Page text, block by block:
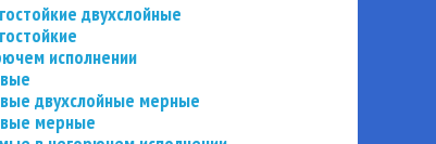
двухслойные
исполнении
двухслойные мерные
мерные